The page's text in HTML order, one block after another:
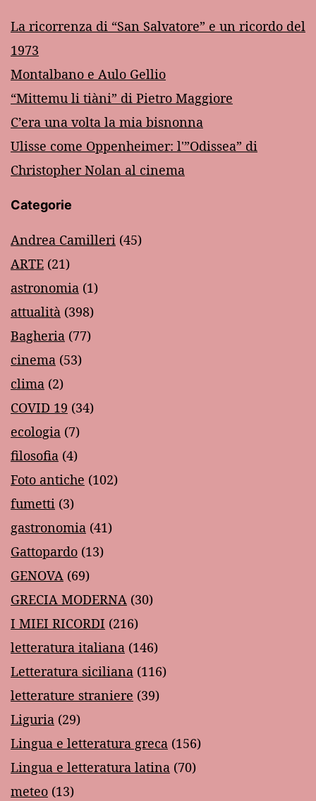
La ricorrenza di “San Salvatore” e un ricordo del
1973
Montalbano e Aulo Gellio
“Mittemu li tiàni” di Pietro Maggiore
C’era una volta la mia bisnonna
Ulisse come Oppenheimer: l'”Odissea” di
Christopher Nolan al cinema
Categorie
Andrea Camilleri (45)
ARTE (21)
astronomia (1)
attualità (398)
Bagheria (77)
cinema (53)
clima (2)
COVID 19 (34)
ecologia (7)
filosofia (4)
Foto antiche (102)
fumetti (3)
gastronomia (41)
Gattopardo (13)
GENOVA (69)
GRECIA MODERNA (30)
I MIEI RICORDI (216)
letteratura italiana (146)
Letteratura siciliana (116)
letterature straniere (39)
Liguria (29)
Lingua e letteratura greca (156)
Lingua e letteratura latina (70)
meteo (13)